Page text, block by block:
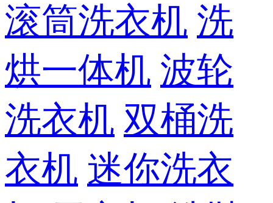
滚筒洗衣机 洗
烘一体机 波轮
洗衣机 双桶洗
衣机 迷你洗衣